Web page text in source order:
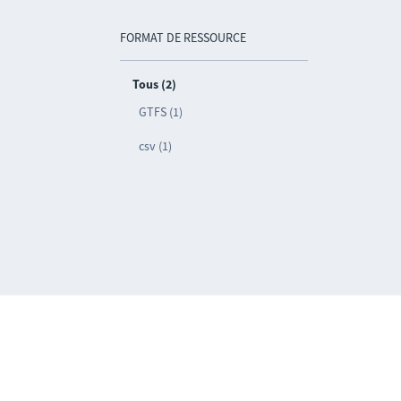
FORMAT DE RESSOURCE
Tous (2)
GTFS (1)
csv (1)